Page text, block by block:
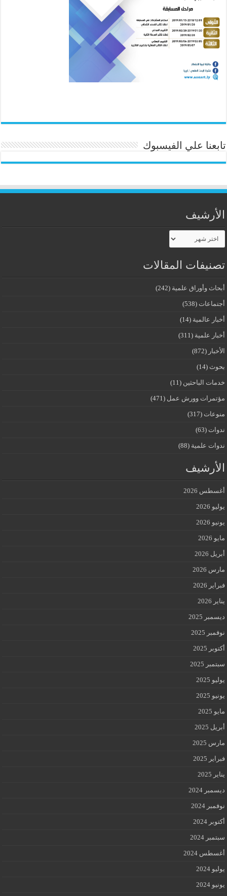
تابعنا علي الفيسبوك
الأرشيف
الأرشيف
تصنيفات المقالات
أبحاث وأوراق علمية (242)
أجتماعات (538)
أخبار عالمية (14)
أخبار علمية (311)
الأخبار (872)
بحوث (14)
خدمات الباحثين (11)
مؤتمرات وورش عمل (471)
منوعات (317)
ندوات (63)
ندوات علمية (88)
الأرشيف
أغسطس 2026
يوليو 2026
يونيو 2026
مايو 2026
أبريل 2026
مارس 2026
فبراير 2026
يناير 2026
ديسمبر 2025
نوفمبر 2025
أكتوبر 2025
سبتمبر 2025
يوليو 2025
يونيو 2025
مايو 2025
أبريل 2025
مارس 2025
فبراير 2025
يناير 2025
ديسمبر 2024
نوفمبر 2024
أكتوبر 2024
سبتمبر 2024
أغسطس 2024
يوليو 2024
يونيو 2024